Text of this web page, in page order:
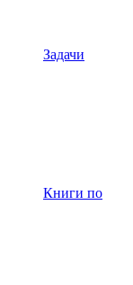
Задачи
Книги по